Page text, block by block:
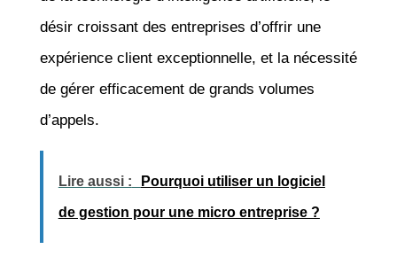
désir croissant des entreprises d’offrir une
expérience client exceptionnelle, et la nécessité
de gérer efficacement de grands volumes
d’appels.
Lire aussi : Pourquoi utiliser un logiciel
de gestion pour une micro entreprise ?